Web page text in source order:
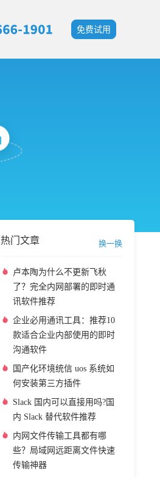
免费试用
热门文章 换一换
卢本陶为什么不更新飞秋
了？完全内网部署的即时通
讯软件推荐
企业必用通讯工具：推荐10
款适合企业内部使用的即时
沟通软件
国产化环境统信 uos 系统如
何安装第三方插件
Slack 国内可以直接用吗?国
内 Slack 替代软件推荐
内网文件传输工具都有哪
些？局域网远距离文件快速
传输神器